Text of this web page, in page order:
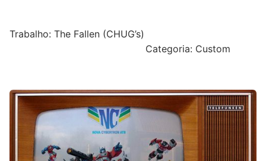
Trabalho: The Fallen (CHUG’s)
Categoria: Custom